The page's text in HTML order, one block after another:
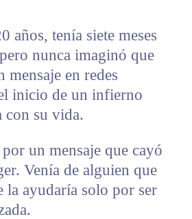
años, tenía siete meses
nunca imaginó que
mensaje en redes
inicio de un infierno
con su vida.
un mensaje que cayó
Venía de alguien que
la ayudaría solo por ser